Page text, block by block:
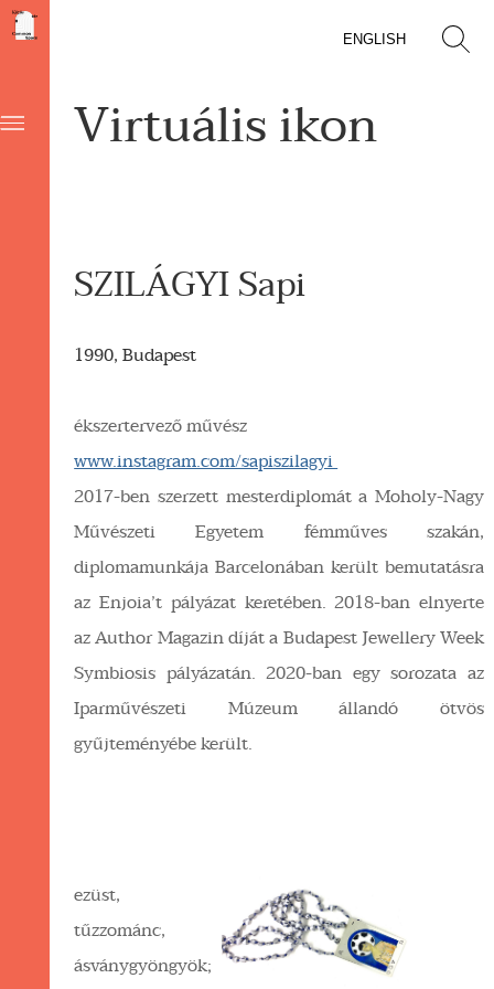
ENGLISH
Virtuális ikon
SZILÁGYI Sapi
1990, Budapest
ékszertervező művész
www.instagram.com/sapiszilagyi
2017-ben szerzett mesterdiplomát a Moholy-Nagy
Művészeti Egyetem fémműves szakán,
diplomamunkája Barcelonában került bemutatásra
az Enjoia’t pályázat keretében. 2018-ban elnyerte
az Author Magazin díját a Budapest Jewellery Week
Symbiosis pályázatán. 2020-ban egy sorozata az
Iparművészeti Múzeum állandó ötvös
gyűjteményébe került.
ezüst,
tűzzománc,
ásványgyöngyök;